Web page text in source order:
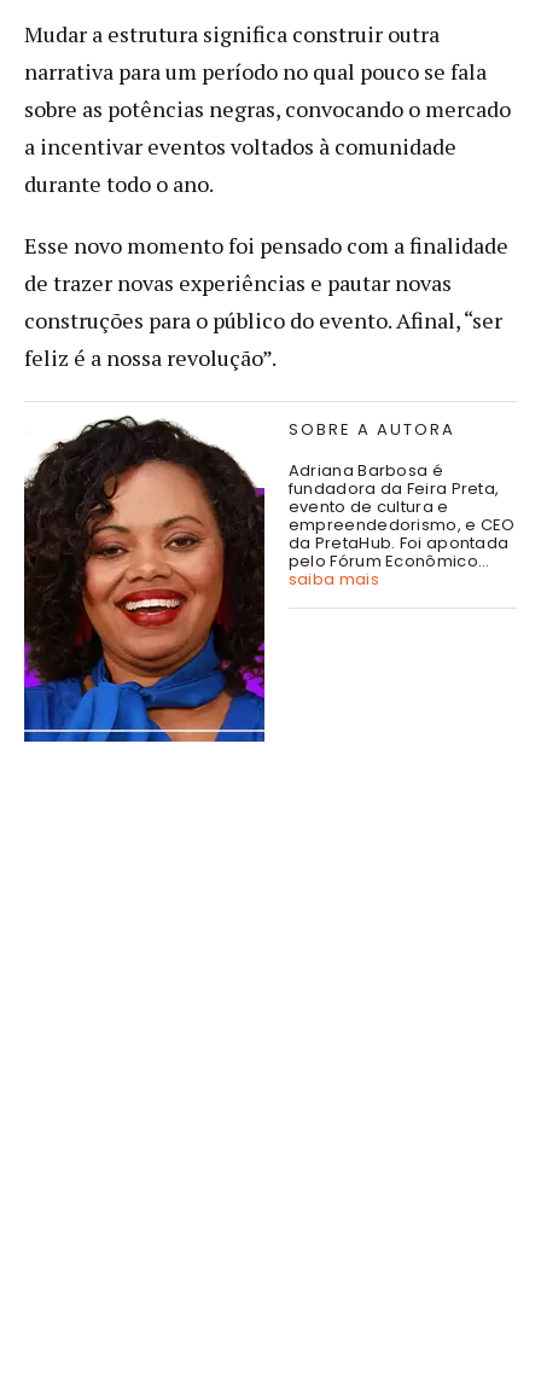
Mudar a estrutura significa construir outra
narrativa para um período no qual pouco se fala
sobre as potências negras, convocando o mercado
a incentivar eventos voltados à comunidade
durante todo o ano.
Esse novo momento foi pensado com a finalidade
de trazer novas experiências e pautar novas
construções para o público do evento. Afinal, “ser
feliz é a nossa revolução”.
SOBRE A AUTORA
Adriana Barbosa é
fundadora da Feira Preta,
evento de cultura e
empreendedorismo, e CEO
da PretaHub. Foi apontada
pelo Fórum Econômico...
saiba mais